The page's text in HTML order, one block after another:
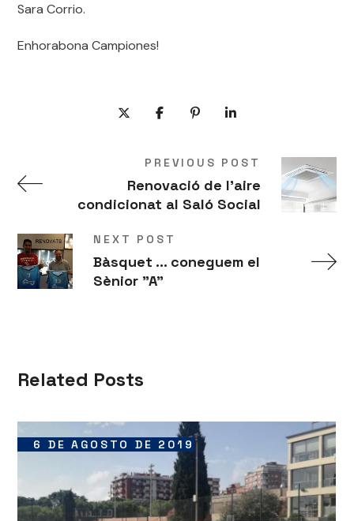
Sara Corrio.
Enhorabona Campiones!
PREVIOUS POST
Renovació de l'aire
condicionat al Saló Social
NEXT POST
Bàsquet ... coneguem el
Sènior "A"
Related Posts
6 DE AGOSTO DE 2019